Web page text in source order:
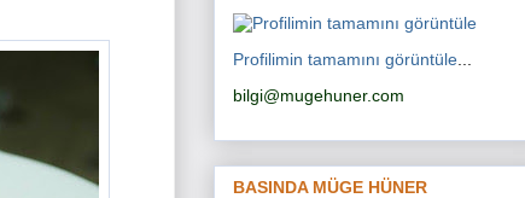
Profilimin tamamını görüntüle...
bilgi@mugehuner.com
BASINDA MÜGE HÜNER